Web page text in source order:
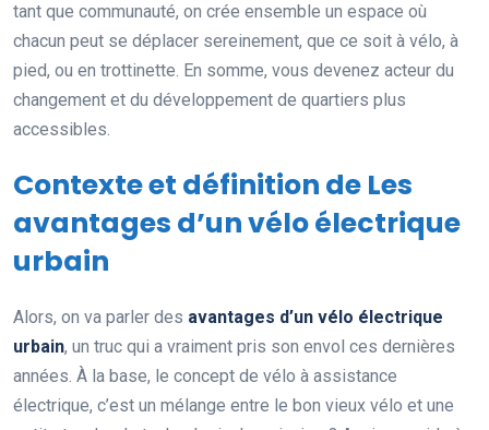
tant que communauté, on crée ensemble un espace où
chacun peut se déplacer sereinement, que ce soit à vélo, à
pied, ou en trottinette. En somme, vous devenez acteur du
changement et du développement de quartiers plus
accessibles.
Contexte et définition de Les
avantages d’un vélo électrique
urbain
Alors, on va parler des avantages d’un vélo électrique
urbain, un truc qui a vraiment pris son envol ces dernières
années. À la base, le concept de vélo à assistance
électrique, c’est un mélange entre le bon vieux vélo et une